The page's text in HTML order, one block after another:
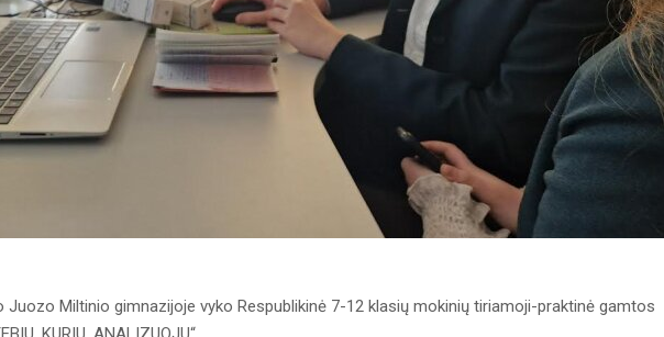
Juozo Miltinio gimnazijoje vyko Respublikinė 7-12 klasių mokinių tiriamoji-praktinė gamtos